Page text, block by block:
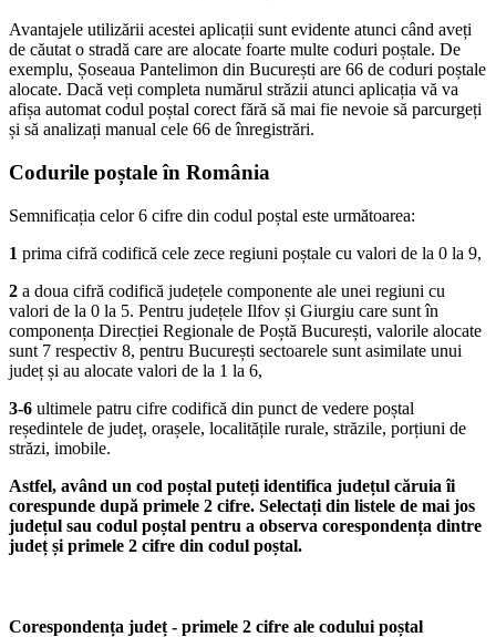
Avantajele utilizării acestei aplicații sunt evidente atunci când aveți
de căutat o stradă care are alocate foarte multe coduri poștale. De
exemplu, Șoseaua Pantelimon din București are 66 de coduri poștale
alocate. Dacă veți completa numărul străzii atunci aplicația vă va
afișa automat codul poștal corect fără să mai fie nevoie să parcurgeți
și să analizați manual cele 66 de înregistrări.
Codurile poștale în România
Semnificația celor 6 cifre din codul poștal este următoarea:
1 prima cifră codifică cele zece regiuni poștale cu valori de la 0 la 9,
2 a doua cifră codifică județele componente ale unei regiuni cu
valori de la 0 la 5. Pentru județele Ilfov și Giurgiu care sunt în
componența Direcției Regionale de Poștă București, valorile alocate
sunt 7 respectiv 8, pentru București sectoarele sunt asimilate unui
județ și au alocate valori de la 1 la 6,
3-6 ultimele patru cifre codifică din punct de vedere poștal
reședintele de județ, orașele, localitățile rurale, străzile, porțiuni de
străzi, imobile.
Astfel, având un cod poștal puteți identifica județul căruia îi
corespunde după primele 2 cifre. Selectați din listele de mai jos
județul sau codul poștal pentru a observa corespondența dintre
județ și primele 2 cifre din codul poștal.
Corespondența județ - primele 2 cifre ale codului poștal